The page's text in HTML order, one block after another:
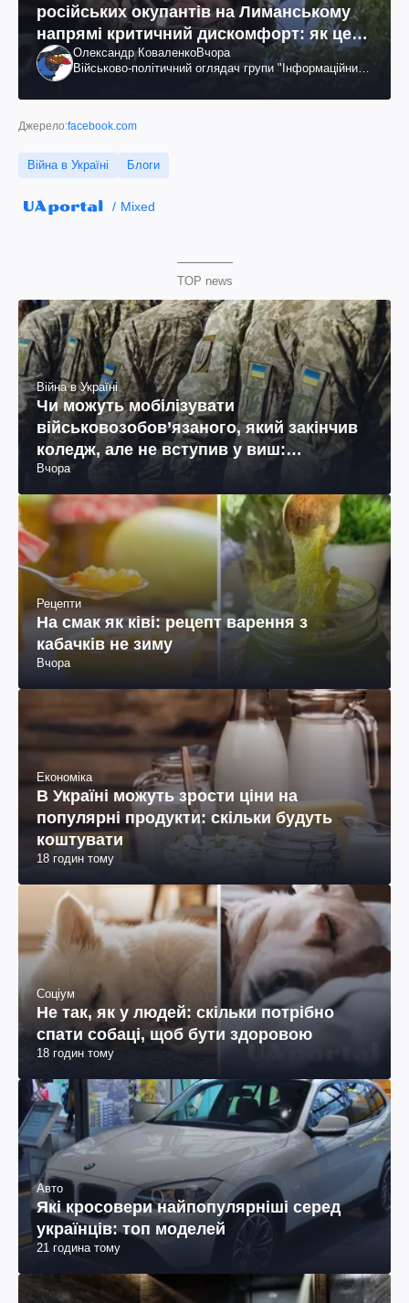
російських окупантів на Лиманському
напрямі критичний дискомфорт: як це
вдалосяОлександр КоваленкоВчора
Військово-політичний оглядач групи "Інформаційний
Джерело:facebook.com
Війна в Україні Блоги
Mixed
TOP news
Війна в Україні
Чи можуть мобілізувати
військовозобов’язаного, який закінчив
коледж, але не вступив у виш:
пояснення юриста
Вчора
Рецепти
На смак як ківі: рецепт варення з
кабачків не зиму
Вчора
Економіка
В Україні можуть зрости ціни на
популярні продукти: скільки будуть
коштувати
18 годин тому
Соціум
Не так, як у людей: скільки потрібно
спати собаці, щоб бути здоровою
18 годин тому
Авто
Які кросовери найпопулярніші серед
українців: топ моделей
21 година тому